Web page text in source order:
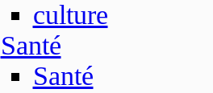
culture
Santé
Santé